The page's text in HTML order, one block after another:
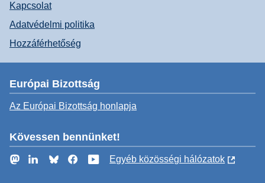
Kapcsolat
Adatvédelmi politika
Hozzáférhetőség
Európai Bizottság
Az Európai Bizottság honlapja
Kövessen bennünket!
MastodonLinkedInBlueskyFacebookYouTube
Egyéb közösségi hálózatok